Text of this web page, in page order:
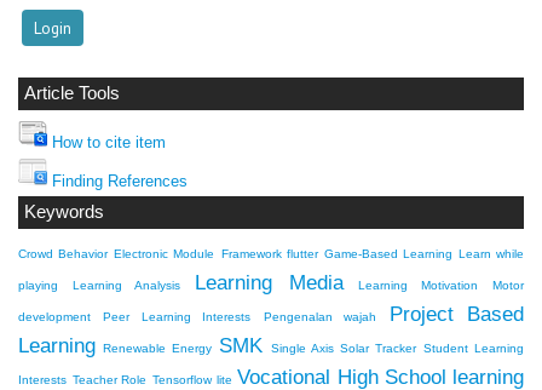
Article Tools
How to cite item
Finding References
Keywords
Crowd Behavior Electronic Module Framework flutter Game-Based Learning Learn while
playing Learning Analysis Learning Media Learning Motivation Motor
development Peer Learning Interests Pengenalan wajah
Project Based
Learning Renewable Energy SMK Single Axis Solar Tracker Student Learning
Interests Teacher Role Tensorflow lite Vocational High School learning